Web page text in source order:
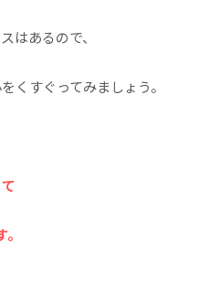
はあるので、
くすぐってみましょう。